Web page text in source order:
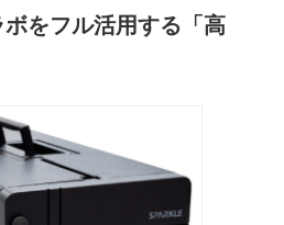
をフル活用する「高